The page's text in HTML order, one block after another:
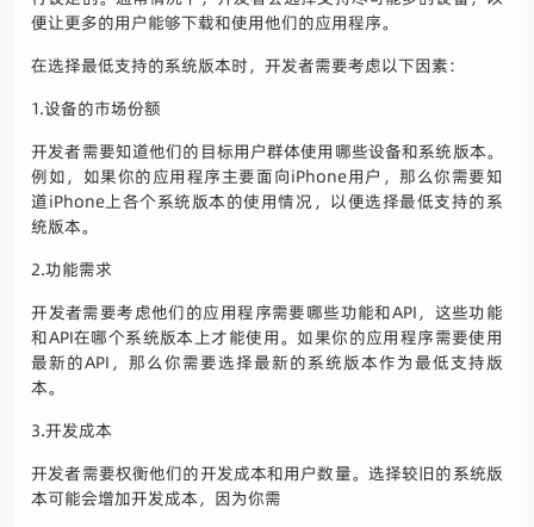
便让更多的用户能够下载和使用他们的应用程序。
在选择最低支持的系统版本时，开发者需要考虑以下因素：
1.设备的市场份额
开发者需要知道他们的目标用户群体使用哪些设备和系统版本。
例如，如果你的应用程序主要面向iPhone用户，那么你需要知
道iPhone上各个系统版本的使用情况，以便选择最低支持的系
统版本。
2.功能需求
开发者需要考虑他们的应用程序需要哪些功能和API，这些功能
和API在哪个系统版本上才能使用。如果你的应用程序需要使用
最新的API，那么你需要选择最新的系统版本作为最低支持版
本。
3.开发成本
开发者需要权衡他们的开发成本和用户数量。选择较旧的系统版
本可能会增加开发成本，因为你需